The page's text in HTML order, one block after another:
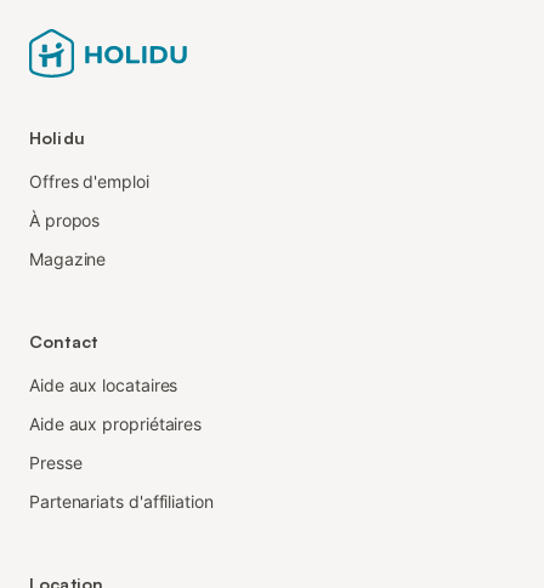
Holidu
Offres d'emploi
À propos
Magazine
Contact
Aide aux locataires
Aide aux propriétaires
Presse
Partenariats d'affiliation
Location